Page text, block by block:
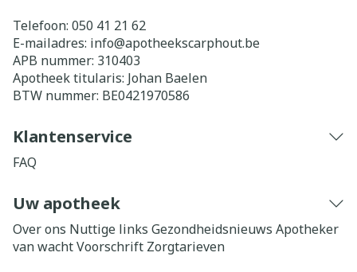
Telefoon: 050 41 21 62
E-mailadres: info@apotheekscarphout.be
APB nummer: 310403
Apotheek titularis: Johan Baelen
BTW nummer: BE0421970586
Klantenservice
FAQ
Uw apotheek
Over ons Nuttige links Gezondheidsnieuws Apotheker
van wachtVoorschrift Zorgtarieven